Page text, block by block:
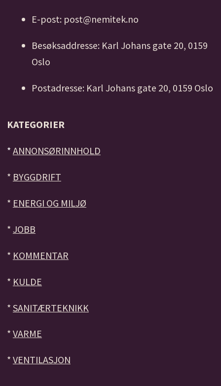
E-post: post@nemitek.no
Besøksaddresse: Karl Johans gate 20, 0159
Oslo
Postadresse: Karl Johans gate 20, 0159 Oslo
KATEGORIER
* ANNONSØRINNHOLD
* BYGGDRIFT
* ENERGI OG MILJØ
* JOBB
* KOMMENTAR
* KULDE
* SANITÆRTEKNIKK
* VARME
* VENTILASJON